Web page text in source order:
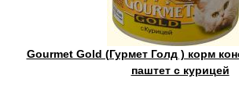
Gourmet Gold (Гурмет Голд ) корм
паштет с курицей